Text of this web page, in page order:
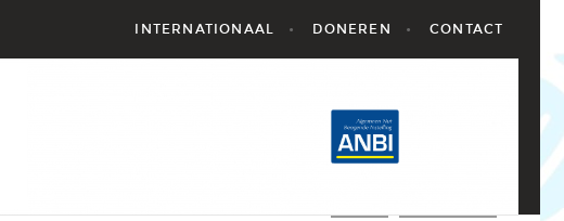
INTERNATIONAAL DONEREN CONTACT